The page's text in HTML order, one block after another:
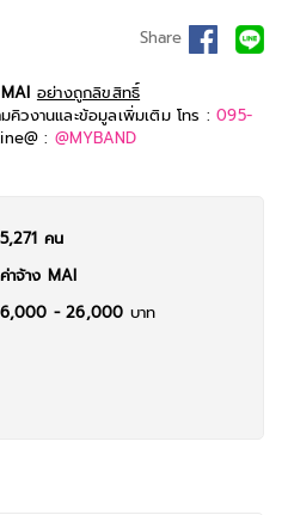
ป็นเราสองคนค่ะ)
ก็พร้อมลุย!!
Share
อย่างถูกลิขสิทธิ์
คิวงานและข้อมูลเพิ่มเติม โทร :095-
: @MYBAND
5,271 คน
ค่าจ้าง MAI
6,000 - 26,000 บาท